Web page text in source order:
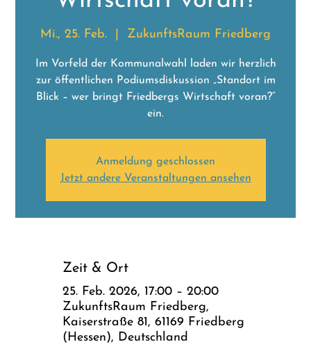
Mi., 25. Feb. ZukunftsRaum Friedberg
Im Vorfeld der Kommunalwahl laden wir herzlich
zur öffentlichen Podiumsdiskussion „Standort im
Blick – wer bringt Friedbergs Wirtschaft voran?“
ein.
Anmeldung geschlossen
Jetzt andere Veranstaltungen ansehen
Zeit & Ort
25. Feb. 2026, 17:00 – 20:00
ZukunftsRaum Friedberg,
Kaiserstraße 81, 61169 Friedberg
(Hessen), Deutschland